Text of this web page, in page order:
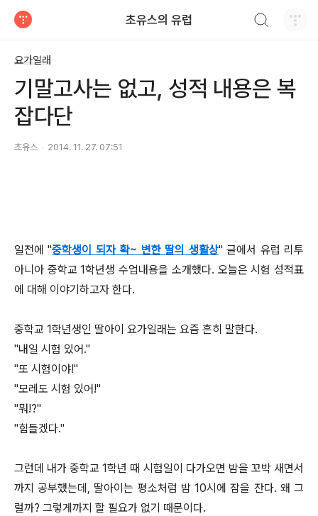
초유스의 유럽
요가일래
기말고사는 없고, 성적 내용은 복
잡다단
초유스 2014. 11. 27. 07:51
일전에 "중학생이 되자 확~ 변한 딸의 생활상" 글에서 유럽 리투
아니아 중학교 1학년생 수업내용을 소개했다. 오늘은 시험 성적표
에 대해 이야기하고자 한다.
중학교 1학년생인 딸아이 요가일래는 요즘 흔히 말한다.
"내일 시험 있어."
"또 시험이야!"
"모레도 시험 있어!"
"뭐!?"
"힘들겠다."
그런데 내가 중학교 1학년 때 시험일이 다가오면 밤을 꼬박 새면서
까지 공부했는데, 딸아이는 평소처럼 밤 10시에 잠을 잔다. 왜 그
럴까? 그렇게까지 할 필요가 없기 때문이다.